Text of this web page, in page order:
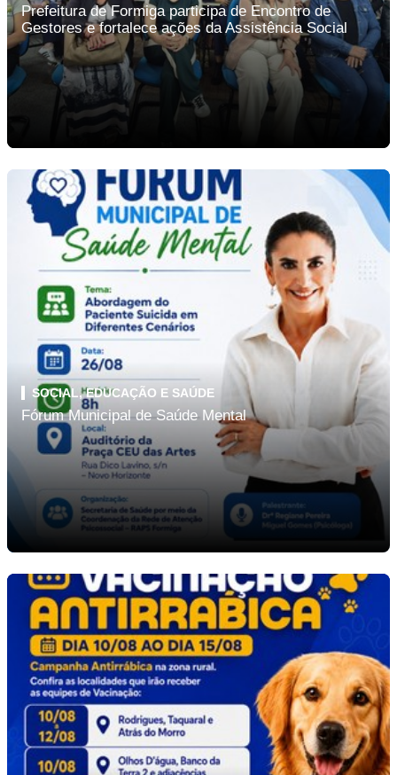
Prefeitura de Formiga participa de Encontro de
Gestores e fortalece ações da Assistência Social
SOCIAL, EDUCAÇÃO E SAÚDE
Fórum Municipal de Saúde Mental